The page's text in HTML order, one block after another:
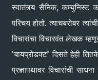
स्वातंत्र्य सैनिक, कम्युनिस्ट
परिचय होतो. त्याचबरोबर
विचारांचा विचारवंत लेखक
‘बायप्रोडक्ट’ दिसते हेही
प्रज्ञापथावर विचारांची